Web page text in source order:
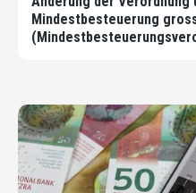
Mindestbesteuerung